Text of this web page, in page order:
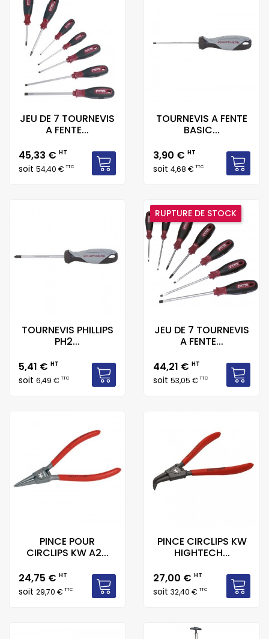
JEU DE 7 TOURNEVIS
A FENTE...
Prix
45,33 € HT
soit 54,40 €TTC
TOURNEVIS A FENTE
BASIC...
Prix
3,90 € HT
soit 4,68 €TTC
TOURNEVIS PHILLIPS
PH2...
Prix
5,41 € HT
soit 6,49 €TTC
JEU DE 7 TOURNEVIS
A FENTE...
Prix
44,21 € HT
soit 53,05 €TTC
RUPTURE DE STOCK
PINCE POUR
CIRCLIPS KW A2...
Prix
24,75 € HT
soit 29,70 €TTC
PINCE CIRCLIPS KW
HIGHTECH...
Prix
27,00 € HT
soit 32,40 €TTC